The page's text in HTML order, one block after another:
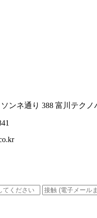
ンネ通り 388 富川テクノ